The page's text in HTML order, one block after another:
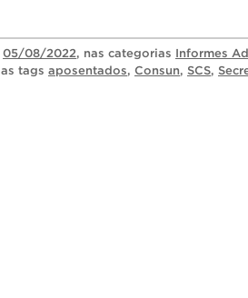
05/08/2022, nas categorias Informes
tags aposentados, Consun, SCS,